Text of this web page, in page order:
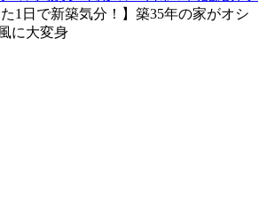
た1日で新築気分！】築35年の家がオシ
に大変身